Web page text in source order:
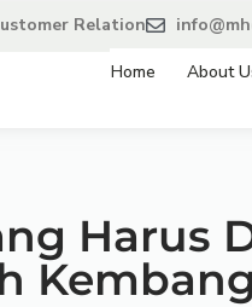
Relation
Home About
Harus